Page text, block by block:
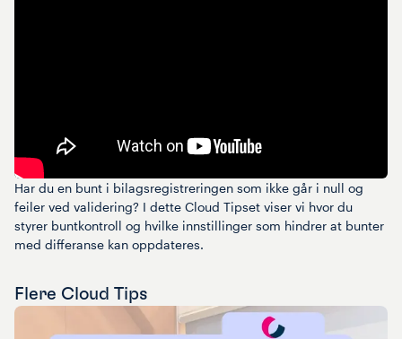
Har du en bunt i bilagsregistreringen som ikke går i null og
feiler ved validering? I dette Cloud Tipset viser vi hvor du
styrer buntkontroll og hvilke innstillinger som hindrer at bunter
med differanse kan oppdateres.
Flere Cloud Tips